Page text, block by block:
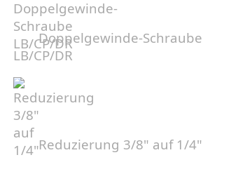
Doppelgewinde-Schraube
LB/CP/DR
Reduzierung 3/8" auf 1/4"